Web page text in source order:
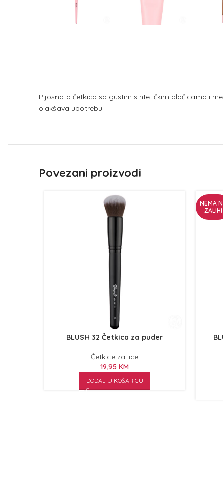
Pljosnata četkica sa gustim sintetičkim dlačicama i
olakšava upotrebu.
Povezani proizvodi
BLUSH 32 Četkica za puder
Četkice za lice
19,95 KM
DODAJ U KOŠARICU
NEMA
ZALIHI